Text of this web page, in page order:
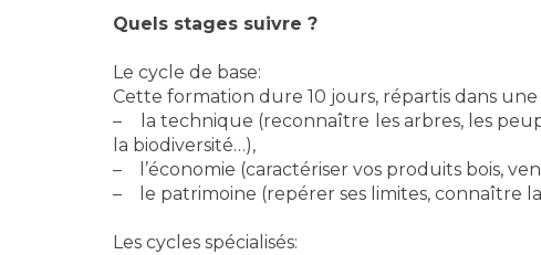
Quels stages suivre ?
Le cycle de base:
Cette formation dure 10 jours, répartis dans
– la technique (reconnaître les arbres, les
la biodiversité…),
– l’économie (caractériser vos produits bois,
– le patrimoine (repérer ses limites, connaître la
Les cycles spécialisés: